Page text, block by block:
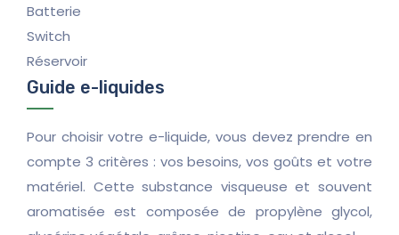
Batterie
Switch
Réservoir
Guide e-liquides
Pour choisir votre e-liquide, vous devez prendre en
compte 3 critères : vos besoins, vos goûts et votre
matériel. Cette substance visqueuse et souvent
aromatisée est composée de propylène glycol,